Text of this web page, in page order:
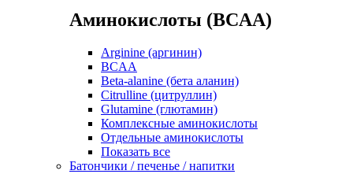
Аминокислоты (BCAA)
Arginine (аргинин)
BCAA
Beta-alanine (бета аланин)
Citrulline (цитруллин)
Glutamine (глютамин)
Комплексные аминокислоты
Отдельные аминокислоты
Показать все
Батончики / печенье / напитки